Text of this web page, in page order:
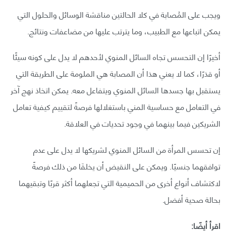
ويجب على المُصابة في كلا الحالتين مناقشة الوسائل والحلول التي
يمكن اتباعها مع الطبيب، وما يترتب عليها من مضاعفات ونتائج.
أخيرًا إن التحسس تجاه السائل المنوي لأحدهم لا يدل على كونه سيئًا
أو قذرًا، كما لا يعني هذا أن المصابة هي الملومة على الطريقة التي
يستقبل بها جسدها السائل المنوي ويتفاعل معه. يمكن اتخاذ نهج آخر
في التعامل مع حساسية المني باستغلالها فرصةً لتقييم كيفية تعامل
الشريكين فيما بينهما في وجود تحديات في العلاقة.
إن تحسس المرأة من السائل المنوي لشريكها لا يدل على عدم
توافقهما جنسيًا. ويمكن على النقيض أن يخلقَا من ذلك فرصةً
لاكتشاف أنواع أخرى من الحميمية التي تجعلهما أكثر قربًا وتبقيهما
بحالة صحية أفضل.
اقرأ أيضًا: